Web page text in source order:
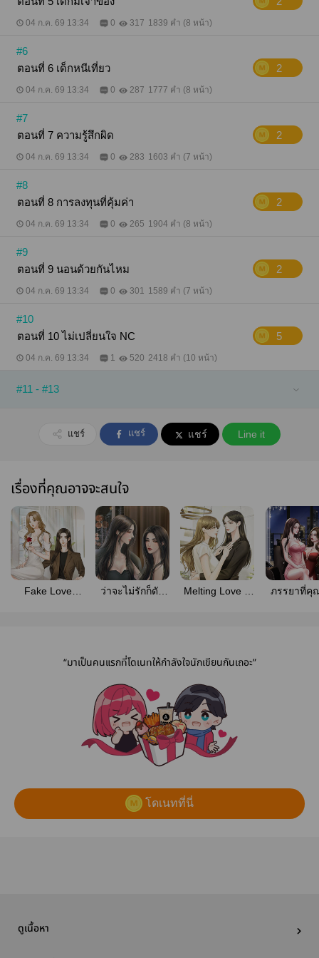
04 ก.ค. 69 13:34 0 317 1839 คำ (8 หน้า)
#6
ตอนที่ 6 เด็กหนีเที่ยว
2
04 ก.ค. 69 13:34 0 287 1777 คำ (8 หน้า)
#7
ตอนที่ 7 ความรู้สึกผิด
2
04 ก.ค. 69 13:34 0 283 1603 คำ (7 หน้า)
#8
ตอนที่ 8 การลงทุนที่คุ้มค่า
2
04 ก.ค. 69 13:34 0 265 1904 คำ (8 หน้า)
#9
ตอนที่ 9 นอนด้วยกันไหม
2
04 ก.ค. 69 13:34 0 301 1589 คำ (7 หน้า)
#10
ตอนที่ 10 ไม่เปลี่ยนใจ NC
5
04 ก.ค. 69 13:34 1 520 2418 คำ (10 หน้า)
#11 - #13
แชร์ แชร์ แชร์ Line it
เรื่องที่คุณอาจจะสนใจ
Fake Love
ว่าจะไม่รักก็ดัน
Melting Love ส
ภรรยาที่คุ
“มาเป็นคนแรกที่โดเนทให้กำลังใจนักเขียนกันเถอะ”
โดเนทที่นี่
ดูเนื้อหา